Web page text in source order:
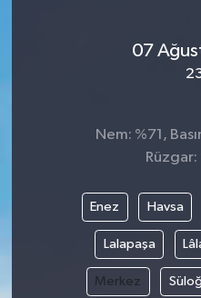
07
Nem: %71,
Enez Havsa
Lalapaşa
Merkez
Bilim, Teknoloji